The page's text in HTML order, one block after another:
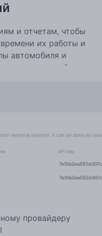
и отчетам, чтобы
их работы и
автомобиля и
или загружай их
провайдеру